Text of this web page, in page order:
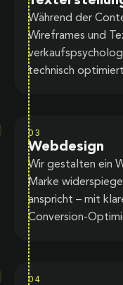
Während der
Wireframes und
technisch
03
Webdesign
Wir gestalten ein
Marke
anspricht – mit
Conversion-
04